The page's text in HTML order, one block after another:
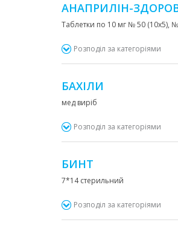
АНАПРИЛІН-
Таблетки по 10 мг № 50 (10х5), №
Розподіл за категоріями
БАХІЛИ
мед виріб
Розподіл за категоріями
БИНТ
7*14 стерильний
Розподіл за категоріями